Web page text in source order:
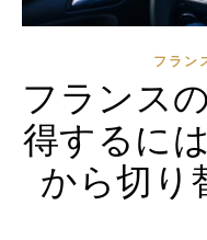
フラン
フランス
得するに
から切り